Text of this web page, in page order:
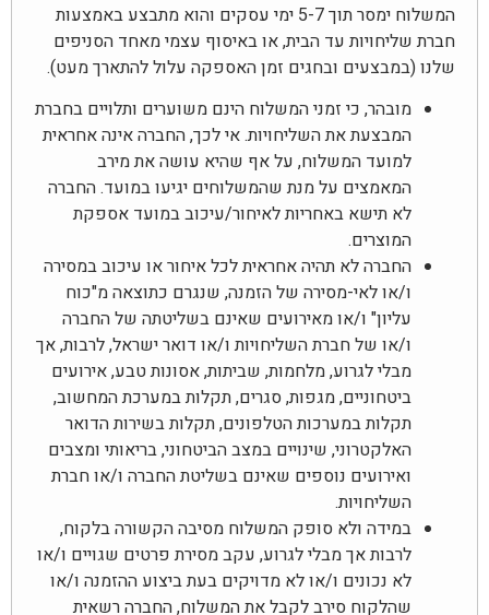
המשלוח ימסר תוך 5-7 ימי עסקים והוא מתבצע באמצעות
חברת שליחויות עד הבית, או באיסוף עצמי מאחד הסניפים
שלנו (במבצעים ובחגים זמן האספקה עלול להתארך מעט).
מובהר, כי זמני המשלוח הינם משוערים ותלויים בחברת
המבצעת את השליחויות. אי לכך, החברה אינה אחראית
למועד המשלוח, על אף שהיא עושה את מירב
המאמצים על מנת שהמשלוחים יגיעו במועד. החברה
לא תישא באחריות לאיחור/עיכוב במועד אספקת
המוצרים.
החברה לא תהיה אחראית לכל איחור או עיכוב במסירה
ו/או לאי-מסירה של הזמנה, שנגרם כתוצאה מ"כוח
עליון" ו/או מאירועים שאינם בשליטתה של החברה
ו/או של חברת השליחויות ו/או דואר ישראל, לרבות, אך
מבלי לגרוע, מלחמות, שביתות, אסונות טבע, אירועים
ביטחוניים, מגפות, סגרים, תקלות במערכת המחשוב,
תקלות במערכות הטלפונים, תקלות בשירות הדואר
האלקטרוני, שינויים במצב הביטחוני, בריאותי ומצבים
ואירועים נוספים שאינם בשליטת החברה ו/או חברת
השליחויות.
במידה ולא סופק המשלוח מסיבה הקשורה בלקוח,
לרבות אך מבלי לגרוע, עקב מסירת פרטים שגויים ו/או
לא נכונים ו/או לא מדויקים בעת ביצוע ההזמנה ו/או
שהלקוח סירב לקבל את המשלוח, החברה רשאית